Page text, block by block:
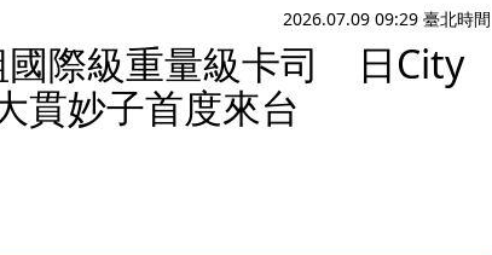
2026.07.09 09:29 臺北時間
國際級重量級卡司 日City
貫妙子首度來台